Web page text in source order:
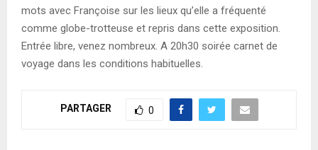
mots avec Françoise sur les lieux qu’elle a fréquenté
comme globe-trotteuse et repris dans cette exposition.
Entrée libre, venez nombreux. A 20h30 soirée carnet de
voyage dans les conditions habituelles.
PARTAGER 0